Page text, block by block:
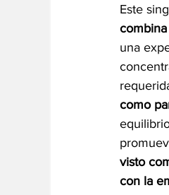
Este
una
como
visto
con la